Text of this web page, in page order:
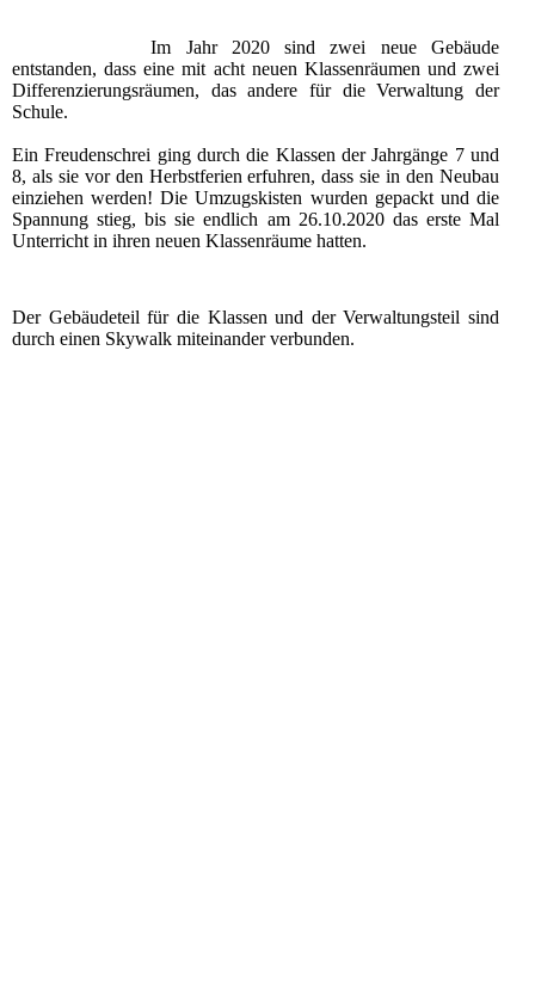
Im Jahr 2020 sind zwei neue Gebäude
entstanden, dass eine mit acht neuen Klassenräumen und zwei
Differenzierungsräumen, das andere für die Verwaltung der
Schule.
Ein Freudenschrei ging durch die Klassen der Jahrgänge 7 und
8, als sie vor den Herbstferien erfuhren, dass sie in den Neubau
einziehen werden! Die Umzugskisten wurden gepackt und die
Spannung stieg, bis sie endlich am 26.10.2020 das erste Mal
Unterricht in ihren neuen Klassenräume hatten.
Der Gebäudeteil für die Klassen und der Verwaltungsteil sind
durch einen Skywalk miteinander verbunden.